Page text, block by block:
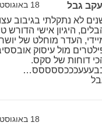
גבל 18 באוגוסט 2021 at 12:35
לא נתקלתי בגיבוב
היגיון אישי הדורש
העדר מוחלט של
מול עיסוק
דוחות של סקס.
18 באוגוסט 2021 at 13:49